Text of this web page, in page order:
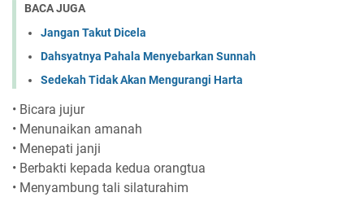
BACA JUGA
Jangan Takut Dicela
Dahsyatnya Pahala Menyebarkan Sunnah
Sedekah Tidak Akan Mengurangi Harta
• Bicara jujur
• Menunaikan amanah
• Menepati janji
• Berbakti kepada kedua orangtua
• Menyambung tali silaturahim